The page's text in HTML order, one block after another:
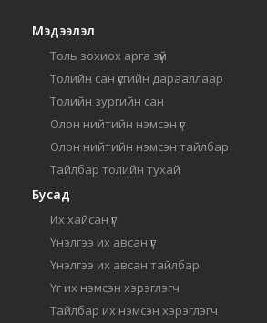
Мэдээлэл
Толь зохиох арга зүй
Толийн сан үсгийн дарааллаар
Толийн зургийн сан
Олон нийтийн нэмсэн үг
Олон нийтийн нэмсэн тайлбар
Тайлбар толийн тухай
Бусад
Их хайсан үг
Үнэлгээ их авсан үг
Үнэлгээ их авсан тайлбар
Үг их нэмсэн хэрэглэгч
Тайлбар их нэмсэн хэрэглэгч